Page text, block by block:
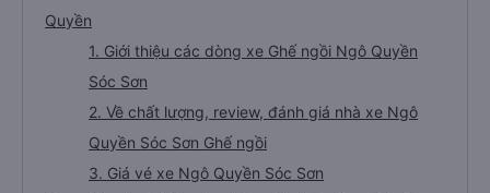
Quyền
1. Giới thiệu các dòng xe Ghế ngồi Ngô Quyền
Sóc Sơn
2. Về chất lượng, review, đánh giá nhà xe Ngô
Quyền Sóc Sơn Ghế ngồi
3. Giá vé xe Ngô Quyền Sóc Sơn